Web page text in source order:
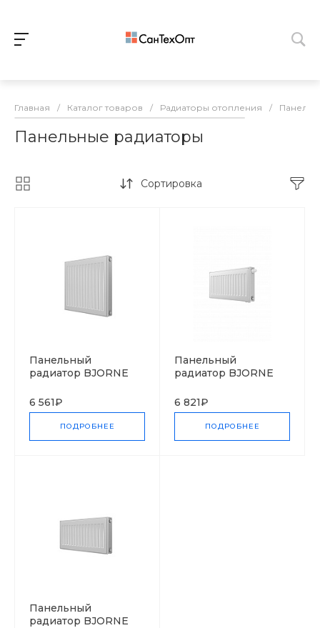
Главная / Каталог товаров / Радиаторы отопления /
Панельные радиаторы
Сортировка
Панельный
радиатор BJORNE
6 561₽
ПОДРОБНЕЕ
Панельный
радиатор BJORNE
6 821₽
ПОДРОБНЕЕ
Панельный
радиатор BJORNE